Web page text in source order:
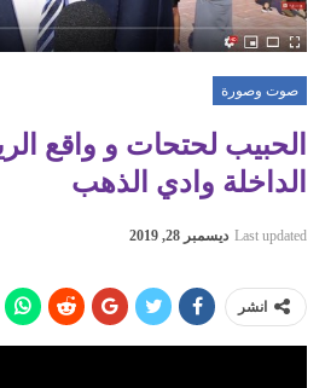
صوت وصورة
الحبيب لحتحات و واقع
الداخلة وادي الذهب
Last updated ديسمبر 28, 2019
انشر